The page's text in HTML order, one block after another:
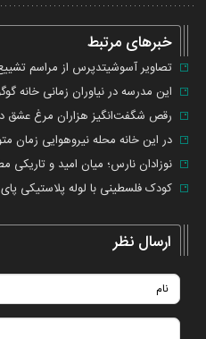
خبرهای مرتبط
تصاویر آسوشیتدپرس از مراسم
این مدرسه در نیاوران زمانی خانه
رقص شگفت‌انگیز هزاران مرغ عشق
در این خانه محله نیروهوایی زمان
نوزادان نارس؛ میان امید و تاریکی
کودک فلسطینی با لوله پلاستیکی
ارسال نظر